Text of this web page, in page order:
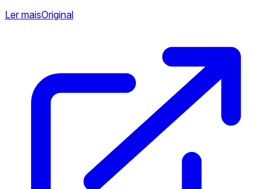
Ler maisOriginal